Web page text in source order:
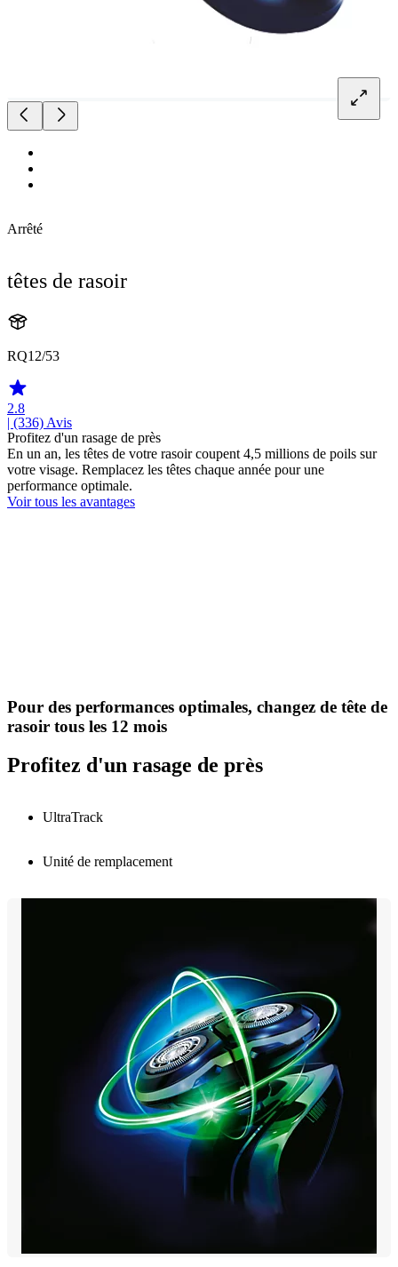
Arrêté
têtes de rasoir
RQ12/53
2.8
| (336) Avis
Profitez d'un rasage de près
En un an, les têtes de votre rasoir coupent 4,5 millions de poils sur
votre visage. Remplacez les têtes chaque année pour une
performance optimale.
Voir tous les avantages
Pour des performances optimales, changez de tête de
rasoir tous les 12 mois
Profitez d'un rasage de près
UltraTrack
Unité de remplacement